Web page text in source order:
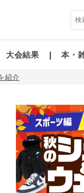
大会結果 本・
紹介